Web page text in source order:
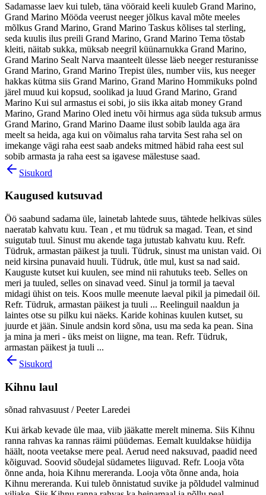
Sadamasse laev kui tuleb, täna vööraid keeli kuuleb Grand Marino,
Grand Marino Mööda veerust neeger jõlkus kaval mõte meeles
mõlkus Grand Marino, Grand Marino Taskus kõlises tal sterling,
seda kuulis ilus preili Grand Marino, Grand Marino Tema tõstab
kleiti, näitab sukka, müksab neegril küünarnukka Grand Marino,
Grand Marino Sealt Narva maanteelt ülesse läeb neeger resturanisse
Grand Marino, Grand Marino Trepist üles, number viis, kus neeger
hakkas kütma siis Grand Marino, Grand Marino Hommikuks polnd
järel muud kui kopsud, soolikad ja luud Grand Marino, Grand
Marino Kui sul armastus ei sobi, jo siis ikka aitab money Grand
Marino, Grand Marino Oled inetu või hirmus aga süda tuksub armus
Grand Marino, Grand Marino Daame ilust sobib laulda aga ära
meelt sa heida, aga kui on võimalus raha tarvita Sest raha sel on
imekange vägi raha eest saab andeks mitmed häbid raha eest sul
sobib armasta ja raha eest sa igavese mälestuse saad.
Sisukord
Kaugused kutsuvad
Öö saabund sadama üle, lainetab lahtede suus, tähtede helkivas süles
naeratab kahvatu kuu. Tean , et mu tüdruk sa magad. Tean, et sind
suigutab tuul. Sinust mu akende taga jutustab kahvatu kuu. Refr.
Tüdruk, armastan päikest ja tuuli. Tüdruk, sinust ma unistan vaid. Oi
neid kirsina punavaid huuli. Tüdruk, ütle mul, kust sa nad said.
Kauguste kutset kui kuulen, see mind nii rahutuks teeb. Selles on
meri ja tuuled, selles on sinavad veed. Sinul ja tormil ja taeval
midagi ühist on teis. Koos mulle meenute laeval pikil ja pimedail öil.
Refr. Tüdruk, armastan päikest ja tuuli ... Reelinguil naaldun ja
laintes otse su pilku kui näeks. Karide kohinas kuulen kutset, su
juurde et jään. Sinule andsin kord sõna, usu ma seda ka pean. Sina
ja mina ja meri - üks meist on liigne, ma tean. Refr. Tüdruk,
armastan päikest ja tuuli ...
Sisukord
Kihnu laul
sõnad rahvasuust / Peeter Laredei
Kui ärkab kevade üle maa, viib jääkatte merelt minema. Siis Kihnu
ranna rahvas ka rannas räimi püüdemas. Eemalt kuuldakse hüidija
häält, noota veetakse mere peal. Aerud need naksuvad, paadid need
kõiguvad. Soovid sõudejal südametes liiguvad. Refr. Looja võta
õnne anda, hoia Kihnu mereranda. Looja võta õnne anda, hoia
Kihnu mereranda. Kui tuleb õnnistatud suvike ja põldudel valminud